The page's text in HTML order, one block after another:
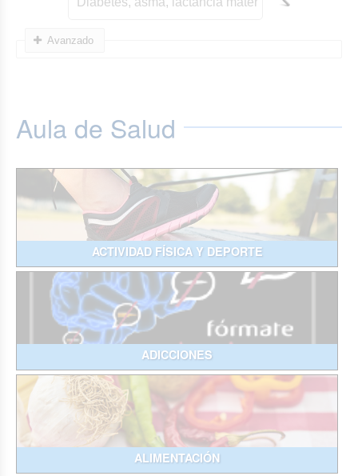
Avanzado
Aula de Salud
ACTIVIDAD FÍSICA Y DEPORTE
ADICCIONES
ALIMENTACIÓN